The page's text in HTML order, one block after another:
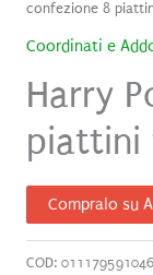
confezione 8
Coordinati e
Harry
piattini
Compralo su
COD: 011179591046